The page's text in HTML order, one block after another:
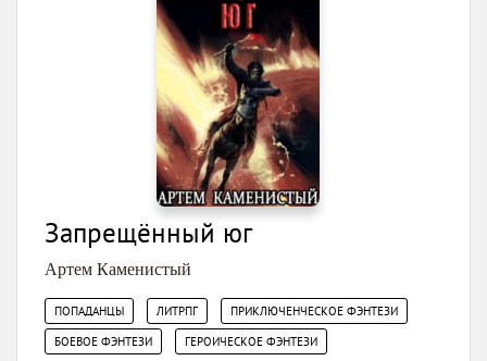
Запрещённый юг
Артем Каменистый
ПОПАДАНЦЫ ЛИТРПГ ПРИКЛЮЧЕНЧЕСКОЕ ФЭНТЕЗИ
БОЕВОЕ ФЭНТЕЗИ ГЕРОИЧЕСКОЕ ФЭНТЕЗИ